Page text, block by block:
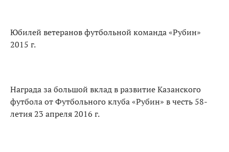
Юбилей ветеранов футбольной команда «Рубин»
2015 г.
Награда за большой вклад в развитие Казанского
футбола от Футбольного клуба «Рубин» в честь 58-
летия 23 апреля 2016 г.